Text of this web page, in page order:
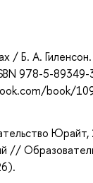
/ Б. А.
978-5-
book/
//